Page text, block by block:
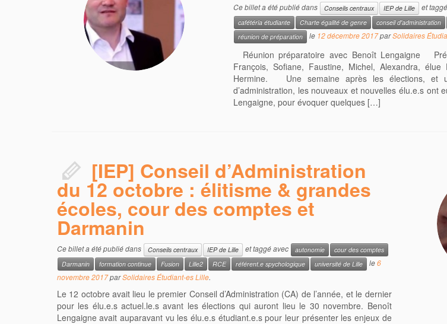
Ce billet a été publié dans Conseils centraux IEP de Lille et
cafétéria étudiante
Charte égalité de genre conseil d'administration
réunion de préparation
le 12 décembre 2017parSolidaires
Réunion préparatoire avec Benoît Lengaigne
François, Sofiane, Faustine, Michel, Alexandra,
Hermine. Une semaine après les élections, et
d’administration, les nouveaux et nouvelles élu.e.s ont
Lengaigne, pour évoquer quelques […]
[IEP] Conseil d’Administration
du 12 octobre : élitisme & grandes
écoles, cour des comptes et
Darmanin
Ce billet a été publié dans Conseils centraux IEP de Lille et taggé avec autonomie
cour des comptes
Darmanin
formation continue Fusion Lille2 RCE référent.e spychologique université de Lille le6
novembre 2017parSolidaires Étudiant-es Lille.
Le 12 octobre avait lieu le premier Conseil d’Administration (CA) de l’année, et le dernier
pour les élu.e.s actuel.le.s avant les élections qui auront lieu le 30 novembre. Benoît
Lengaigne avait auparavant vu les élu.e.s étudiant.e.s pour leur présenter les enjeux de